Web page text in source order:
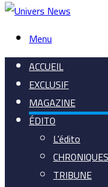
Menu
ACCUEIL
EXCLUSIF
MAGAZINE
ÉDITO
L’édito
CHRONIQUES
TRIBUNE